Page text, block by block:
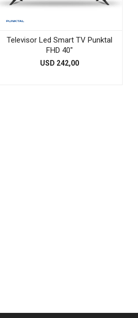
Televisor Led Smart TV Punktal
FHD 40"
USD 242,00